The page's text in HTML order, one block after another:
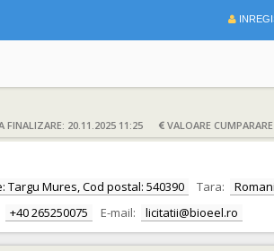
FINALIZARE: 20.11.2025 11:25 VALOARE
Targu Mures, Cod postal: 540390 Tara:
+40 265250075 E-mail: licitatii@bioeel.ro